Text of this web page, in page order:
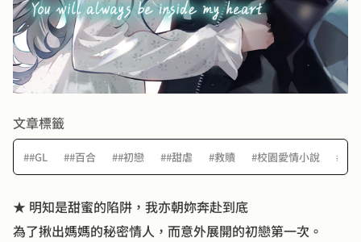
文章標籤
##GL ##百合 ##初戀 ##甜虐 #救贖 #校園愛情小說 #救
★ 明知是甜蜜的陷阱，我亦朝妳奔赴到底
為了揪出媽媽的秘密情人，而意外展開的初戀第一次。